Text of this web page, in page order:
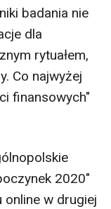
badania nie
dla
rytuałem,
Co najwyżej
finansowych"
2020"
w drugiej